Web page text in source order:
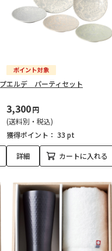
エルデ パーティセット
3,300円
(送料別・税込)
獲得ポイント： 33 pt
詳細 カートに入れる